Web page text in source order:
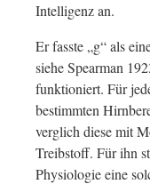
Intelligenz an.
Er fasste „g“ als
siehe Spearman
funktioniert. Für
bestimmten
verglich diese mit
Treibstoff. Für ihn
Physiologie eine